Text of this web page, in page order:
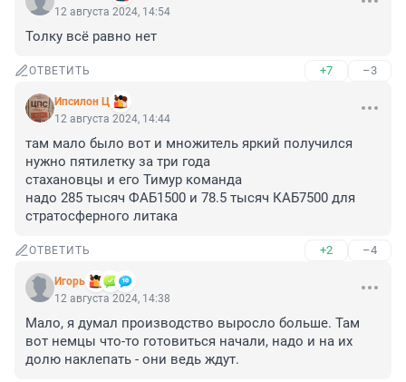
12 августа 2024, 14:54
Толку всё равно нет
ОТВЕТИТЬ +7 –3
Ипсилон Ц
12 августа 2024, 14:44
там мало было вот и множитель яркий получился
нужно пятилетку за три года
стахановцы и его Тимур команда
надо 285 тысяч ФАБ1500 и 78.5 тысяч КАБ7500 для
стратосферного литака
ОТВЕТИТЬ +2 –4
Игoрь
12 августа 2024, 14:38
Мало, я думал производство выросло больше. Там
вот немцы что-то готовиться начали, надо и на их
долю наклепать - они ведь ждут.